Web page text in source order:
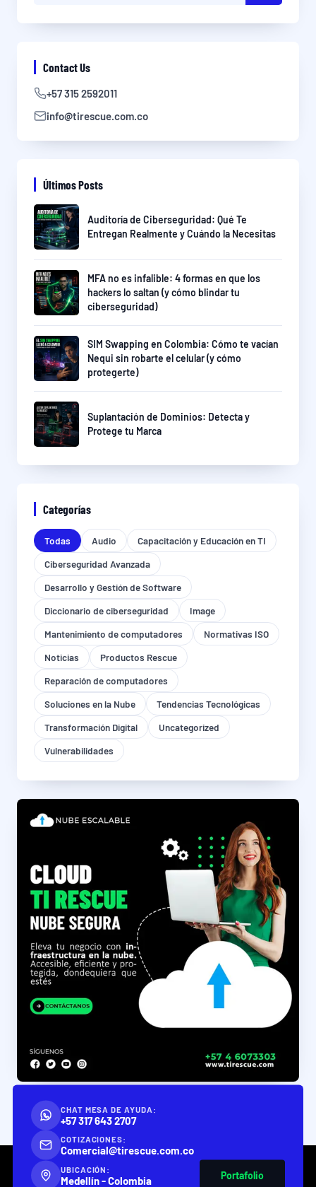
Contact Us
+57 315 2592011
info@tirescue.com.co
Últimos Posts
Auditoría de Ciberseguridad: Qué Te
Entregan Realmente y Cuándo la Necesitas
MFA no es infalible: 4 formas en que los
hackers lo saltan (y cómo blindar tu
ciberseguridad)
SIM Swapping en Colombia: Cómo te vacían
Nequi sin robarte el celular (y cómo
protegerte)
Suplantación de Dominios: Detecta y
Protege tu Marca
Categorías
Todas Audio
Capacitación y Educación en TI
Ciberseguridad Avanzada
Desarrollo y Gestión de Software
Diccionario de ciberseguridad
Image
Mantenimiento de computadores
Normativas ISO
Noticias
Productos Rescue
Reparación de computadores
Soluciones en la Nube
Tendencias Tecnológicas
Transformación Digital
Uncategorized
Vulnerabilidades
CHAT MESA DE AYUDA:
+57 317 643 2707
COTIZACIONES:
Comercial@tirescue.com.co
UBICACIÓN:
Medellín - Colombia Portafolio